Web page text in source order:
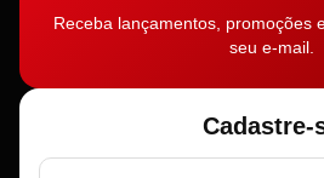
Receba lançamentos, promoções
seu e-mail.
Cadastre-
Nome